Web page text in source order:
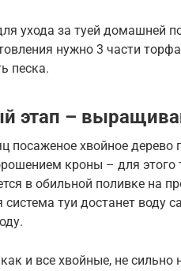
ухода за туей домашней
нужно 3 части
песка.
этап –
посаженое хвойное дерево
кроны – для
в обильной поливке на
система туи достанет воду
и все хвойные, не